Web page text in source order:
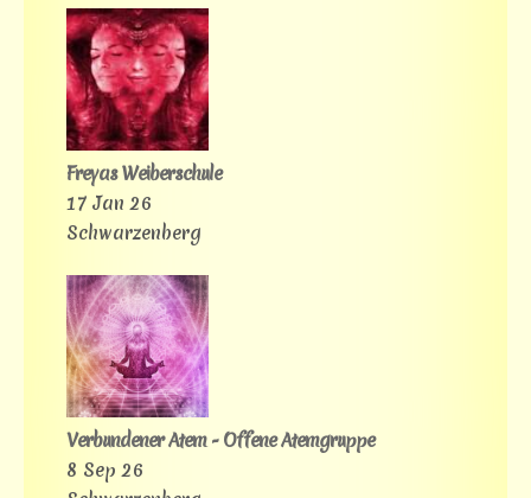
Freyas Weiberschule
17 Jan 26
Schwarzenberg
Verbundener Atem - Offene Atemgruppe
8 Sep 26